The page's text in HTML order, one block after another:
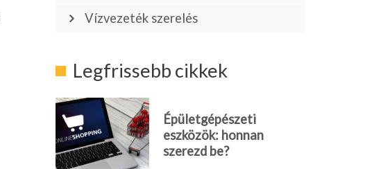
Vízvezeték szerelés
Legfrissebb cikkek
Épületgépészeti
eszközök: honnan
szerezd be?